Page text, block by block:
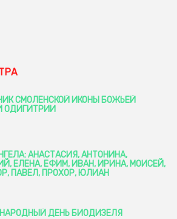
СМОЛЕНСКОЙ ИКОНЫ БОЖЬЕЙ
ОДИГИТРИИ
АНАСТАСИЯ, АНТОНИНА,
ЕЛЕНА, ЕФИМ, ИВАН, ИРИНА, МОИСЕЙ,
ПАВЕЛ, ПРОХОР, ЮЛИАН
ДЕНЬ БИОДИЗЕЛЯ